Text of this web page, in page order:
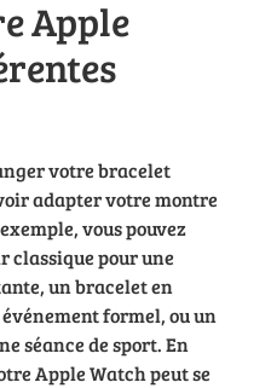
Apple
votre bracelet
adapter votre montre
vous pouvez
classique pour une
un bracelet en
formel, ou un
séance de sport. En
Apple Watch peut se